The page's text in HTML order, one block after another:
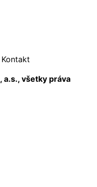
Kontakt
všetky práva